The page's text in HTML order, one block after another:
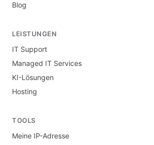
Blog
LEISTUNGEN
IT Support
Managed IT Services
KI-Lösungen
Hosting
TOOLS
Meine IP-Adresse